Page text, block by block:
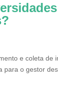
e coleta de
o gestor